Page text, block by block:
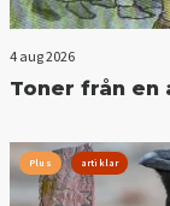
4 aug 2026
Toner från en
Plus artiklar